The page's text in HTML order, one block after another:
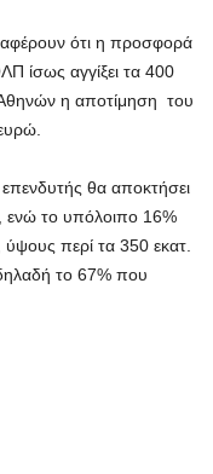
ότι η προσφορά
ίσως αγγίξει τα 400
η αποτίμηση του
θα αποκτήσει
ενώ το υπόλοιπο 16%
περί τα 350 εκατ.
το 67% που